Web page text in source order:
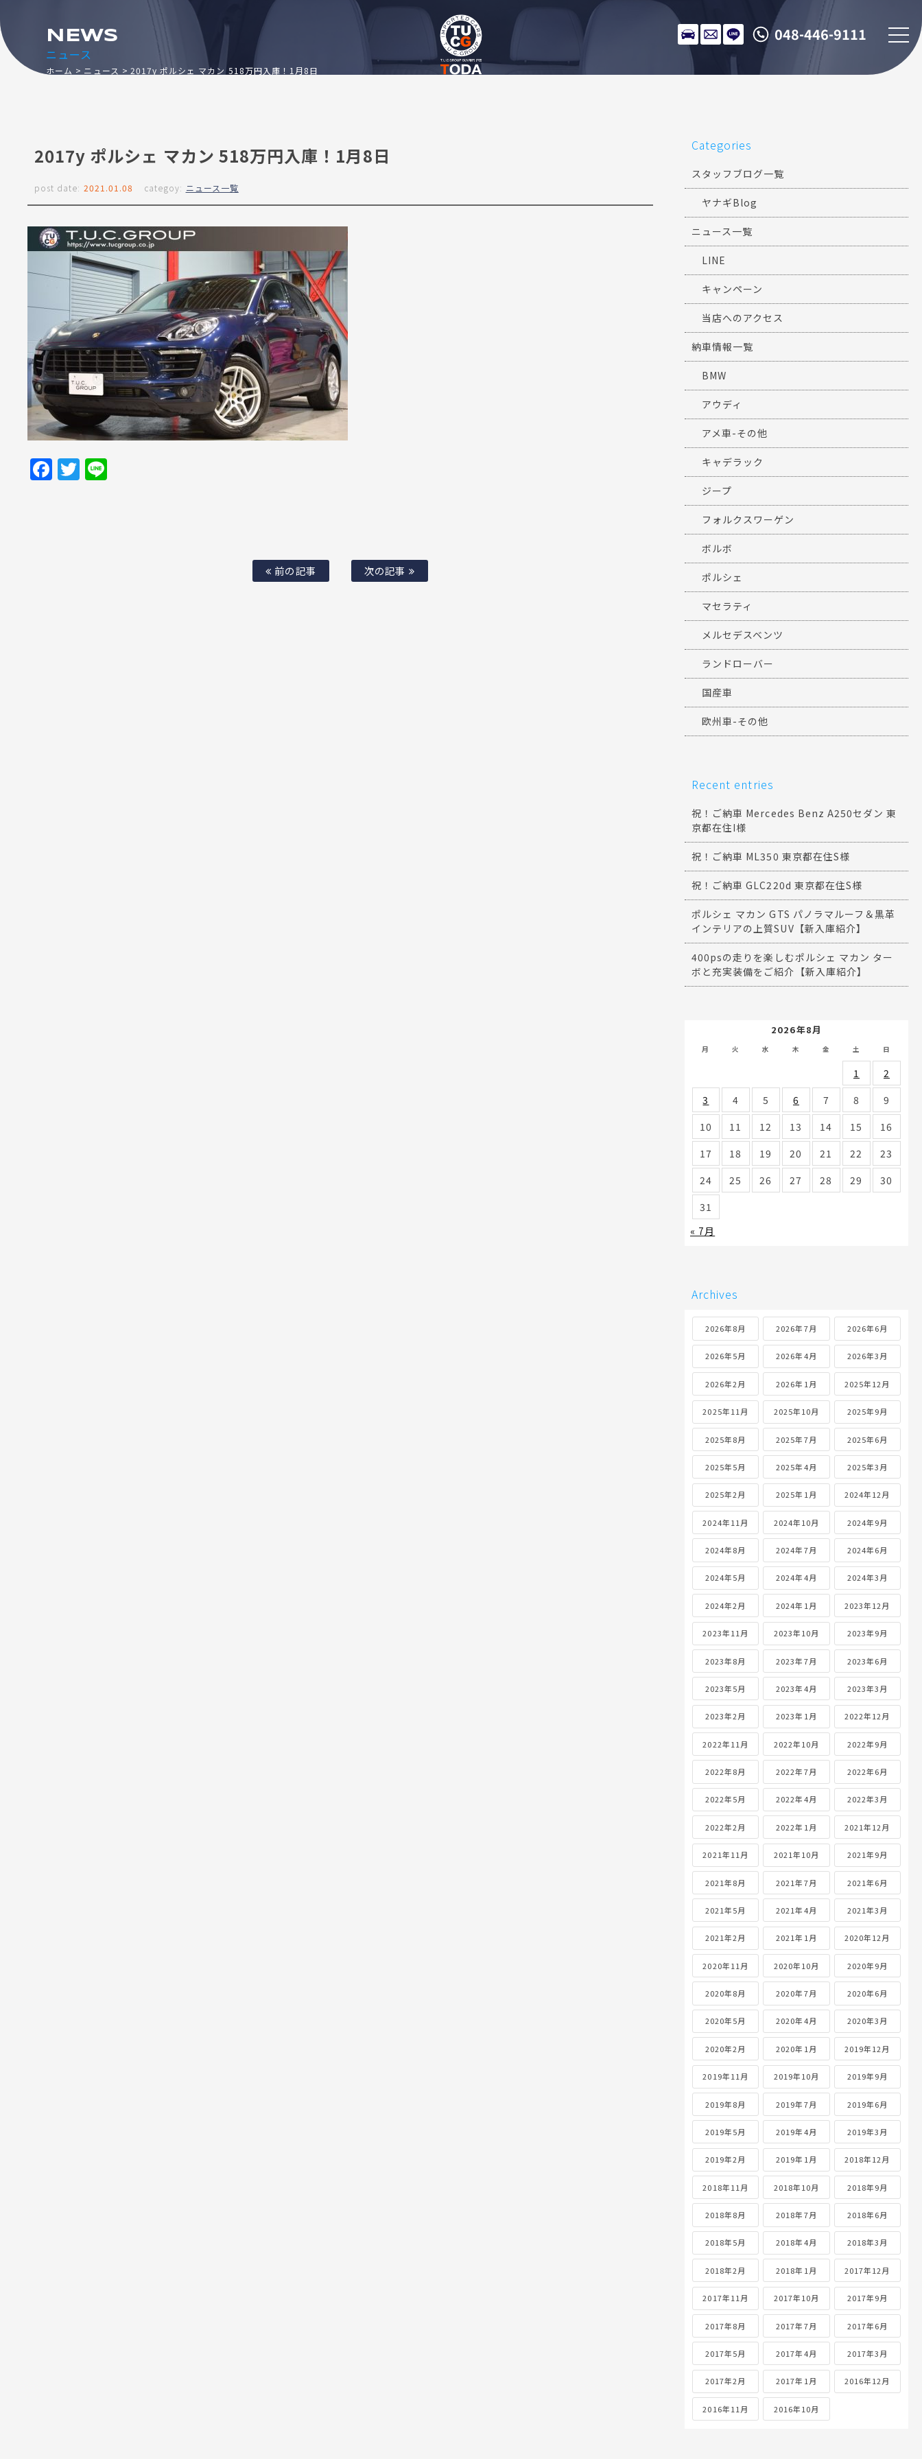
048-446-9111
ニュース
NEWS
ホーム ニュース 2017y ポルシェ マカン 518万円入庫！1月8日
2017y ポルシェ マカン 518万円入庫！1月8日
post date: 2021.01.08 categoy: ニュース一覧
Facebook
Twitter
前の記事 次の記事
Categories
スタッフブログ一覧
ヤナギBlog
ニュース一覧
LINE
キャンペーン
当店へのアクセス
納車情報一覧
BMW
アウディ
アメ車-その他
キャデラック
ジープ
フォルクスワーゲン
ボルボ
ポルシェ
マセラティ
メルセデスベンツ
ランドローバー
国産車
欧州車-その他
Recent entries
祝！ご納車 Mercedes Benz A250セダン 東
京都在住I様
祝！ご納車 ML350 東京都在住S様
祝！ご納車 GLC220d 東京都在住S様
ポルシェ マカン GTS パノラマルーフ＆黒革
インテリアの上質SUV【新入庫紹介】
400psの走りを楽しむポルシェ マカン ター
ボと充実装備をご紹介【新入庫紹介】
2026年8月
月 火 水 木 金 土 日
1
2
3
4 5 6 7 8
9
10
11 12 13 14 15
16
17
18 19 20 21 22
23
24
25 26 27 28 29
30
31
« 7月
Archives
2026年8月 2026年7月 2026年6月
2026年5月 2026年4月 2026年3月
2026年2月 2026年1月 2025年12月
2025年11月 2025年10月 2025年9月
2025年8月 2025年7月 2025年6月
2025年5月 2025年4月 2025年3月
2025年2月 2025年1月 2024年12月
2024年11月 2024年10月 2024年9月
2024年8月 2024年7月 2024年6月
2024年5月 2024年4月 2024年3月
2024年2月 2024年1月 2023年12月
2023年11月 2023年10月 2023年9月
2023年8月 2023年7月 2023年6月
2023年5月 2023年4月 2023年3月
2023年2月 2023年1月 2022年12月
2022年11月 2022年10月 2022年9月
2022年8月 2022年7月 2022年6月
2022年5月 2022年4月 2022年3月
2022年2月 2022年1月 2021年12月
2021年11月 2021年10月 2021年9月
2021年8月 2021年7月 2021年6月
2021年5月 2021年4月 2021年3月
2021年2月 2021年1月 2020年12月
2020年11月 2020年10月 2020年9月
2020年8月 2020年7月 2020年6月
2020年5月 2020年4月 2020年3月
2020年2月 2020年1月 2019年12月
2019年11月 2019年10月 2019年9月
2019年8月 2019年7月 2019年6月
2019年5月 2019年4月 2019年3月
2019年2月 2019年1月 2018年12月
2018年11月 2018年10月 2018年9月
2018年8月 2018年7月 2018年6月
2018年5月 2018年4月 2018年3月
2018年2月 2018年1月 2017年12月
2017年11月 2017年10月 2017年9月
2017年8月 2017年7月 2017年6月
2017年5月 2017年4月 2017年3月
2017年2月 2017年1月 2016年12月
2016年11月 2016年10月